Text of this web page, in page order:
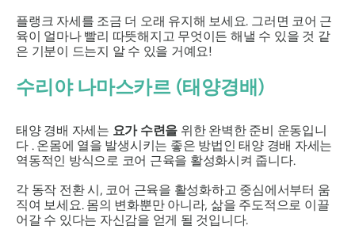
플랭크 자세를 조금 더 오래 유지해 보세요. 그러면 코어 근
육이 얼마나 빨리 따뜻해지고 무엇이든 해낼 수 있을 것 같
은 기분이 드는지 알 수 있을 거예요!
수리야 나마스카르(태양경배)
태양 경배 자세는 요가 수련을 위한 완벽한 준비 운동입니
다 . 온몸에 열을 발생시키는 좋은 방법인태양 경배 자세는
역동적인 방식으로 코어 근육을 활성화시켜 줍니다.
각 동작 전환 시, 코어 근육을 활성화하고 중심에서부터 움
직여 보세요. 몸의 변화뿐만 아니라, 삶을 주도적으로 이끌
어갈 수 있다는 자신감을 얻게 될 것입니다.